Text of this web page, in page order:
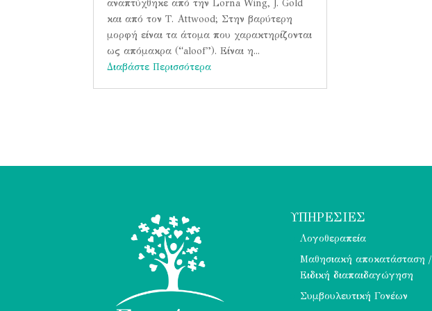
αναπτύχθηκε από την Lorna Wing, J. Gold
και από τον Τ. Αttwood; Στην βαρύτερη
μορφή είναι τα άτομα που χαρακτηρίζονται
ως απόμακρα (“aloof”). Είναι η...
Διαβάστε Περισσότερα
ΥΠΗΡΕΣΊΕΣ
Λογοθεραπεία
Μαθησιακή αποκατάσταση /
Ειδική διαπαιδαγώγηση
Συμβουλευτική Γονέων